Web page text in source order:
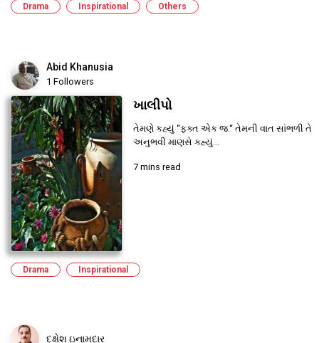
Drama Inspirational Others
Abid Khanusia
1 Followers
ખાલીપો
તેમણે કહ્યું “ફક્ત એક જ.“ તેમની વાત સાંભળી તે
અનુભવી માણસે કહ્યું...
7 mins read
Drama Inspirational
દક્ષેશ ઇનામદાર